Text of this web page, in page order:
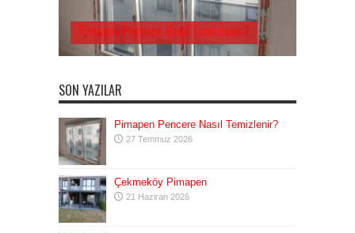
Pimapen Pencere Nasıl Temizlenir?
SON YAZILAR
Pimapen Pencere Nasıl Temizlenir?
27 Temmuz 2026
Çekmeköy Pimapen
21 Haziran 2026